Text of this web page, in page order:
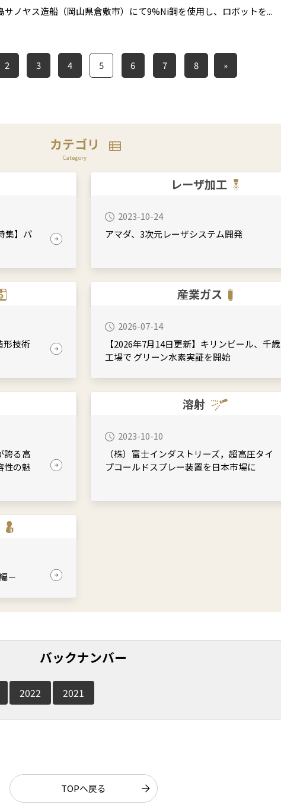
サノヤス造船（岡山県倉敷市）にて9%Ni鋼を使用し、ロボットを...
2 3 4 5 6 7 8 »
カテゴリ
Category
集】パ
レーザ加工
2023-10-24
アマダ、3次元レーザシステム開発
形技術
産業ガス
2026-07-14
【2026年7月14日更新】キリンビール、千歳
工場で グリーン水素実証を開始
誇る高
性の魅
溶射
2023-10-10
（株）富士インダストリーズ，超高圧タイ
プコールドスプレー装置を日本市場に
－
バックナンバー
2022 2021
TOPへ戻る